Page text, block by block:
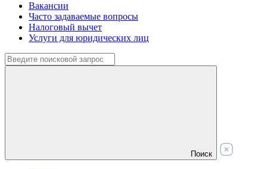
Вакансии
Часто задаваемые вопросы
Налоговый вычет
Услуги для юридических лиц
Поиск